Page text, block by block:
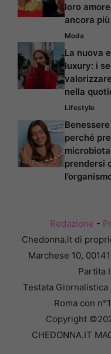
loro
ancora più
Moda
La nuova
luxury: i
nella
Lifestyle
perché
prendersi
Redazione -
Chedonna.it di
Marchese 10,
Partita
Testata
Roma con
Copyright
CHEDONNA.IT